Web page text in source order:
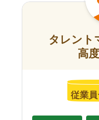
タレント
高
従業